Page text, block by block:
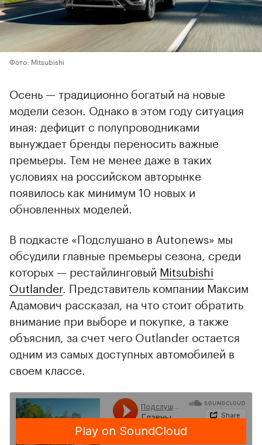
Фото: Mitsubishi
Осень — традиционно богатый на новые
модели сезон. Однако в этом году ситуация
иная: дефицит с полупроводниками
вынуждает бренды переносить важные
премьеры. Тем не менее даже в таких
условиях на российском авторынке
появилось как минимум 10 новых и
обновленных моделей.
В подкасте «Подслушано в Autonews» мы
обсудили главные премьеры сезона, среди
которых — рестайлинговый Mitsubishi
Outlander. Представитель компании Максим
Адамович рассказал, на что стоит обратить
внимание при выборе и покупке, а также
объяснил, за счет чего Outlander остается
одним из самых доступных автомобилей в
своем классе.